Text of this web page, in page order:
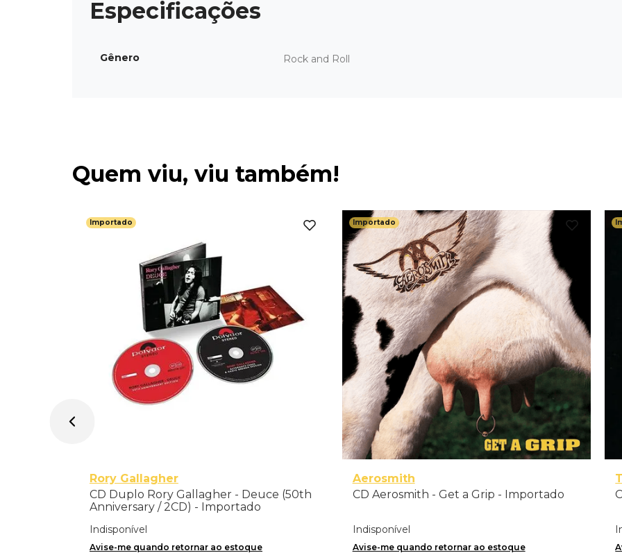
Gênero Rock and Roll
Quem viu, viu também!
Importado
Rory Gallagher
CD Duplo Rory Gallagher - Deuce (50th
Anniversary / 2CD) - Importado
Indisponível
Avise-me quando retornar ao estoque
Importado
Aerosmith
CD Aerosmith - Get a Grip - Importado
Indisponível
Avise-me quando retornar ao estoque